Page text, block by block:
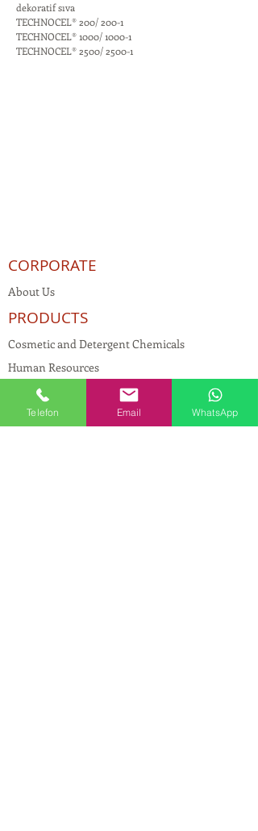
dekoratif sıva
TECHNOCEL® 200/ 200-1
TECHNOCEL® 1000/ 1000-1
TECHNOCEL® 2500/ 2500-1
CORPORATE
About Us
PRODUCTS
Cosmetic and Detergent Chemicals
Human Resources
KVKK
Quality Policy
Telefon Email WhatsApp